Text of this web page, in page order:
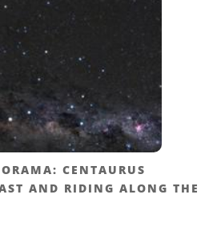
CENTAURUS
AND RIDING ALONG THE